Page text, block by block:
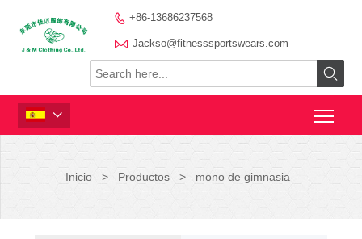
 +86-13686237568
 Jackso@fitnesssportswears.com


Inicio > Productos > mono de gimnasia